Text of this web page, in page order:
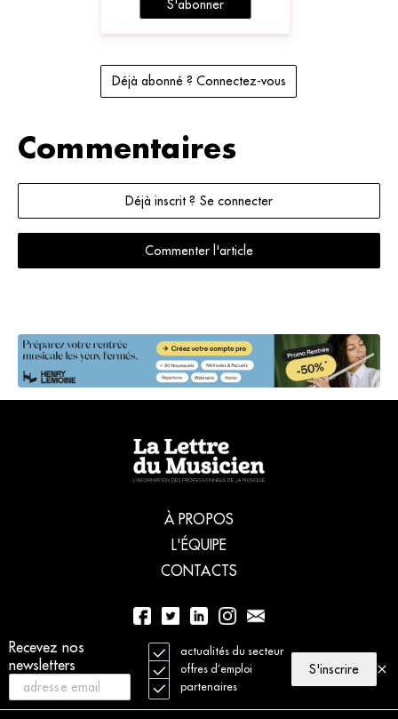
Recevez nos
newsletters
actualités du secteur
offres d’emploi
partenaires
S'inscrire
S'abonner
Déjà abonné ? Connectez-vous
Commentaires
Déjà inscrit ? Se connecter
Commenter l'article
À PROPOS
L'ÉQUIPE
CONTACTS
01 56 77 04 00
© 2021 La Lettre du Musicien. Tous droits réservés